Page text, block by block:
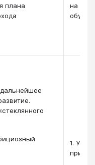
плана
на
1. У